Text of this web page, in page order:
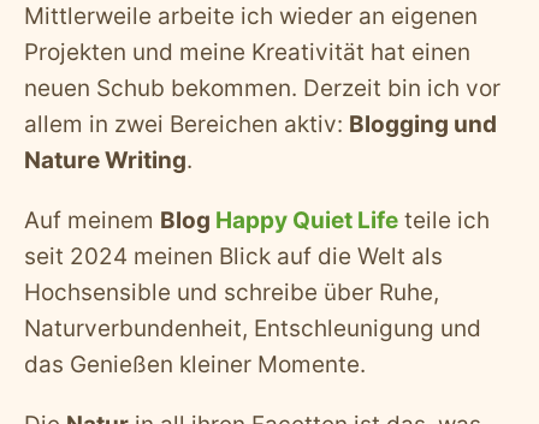
Mittlerweile arbeite ich wieder an eigenen
Projekten und meine Kreativität hat einen
neuen Schub bekommen. Derzeit bin ich vor
allem in zwei Bereichen aktiv: Blogging und
Nature Writing.
Auf meinem Blog Happy Quiet Life teile ich
seit 2024 meinen Blick auf die Welt als
Hochsensible und schreibe über Ruhe,
Naturverbundenheit, Entschleunigung und
das Genießen kleiner Momente.